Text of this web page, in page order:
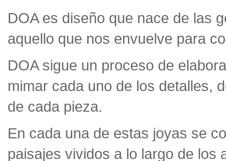
DOA es diseño que nace de las
aquello que nos envuelve para
DOA sigue un proceso de
mimar cada uno de los detalles,
de cada pieza.
En cada una de estas joyas se
paisajes vividos a lo largo de los